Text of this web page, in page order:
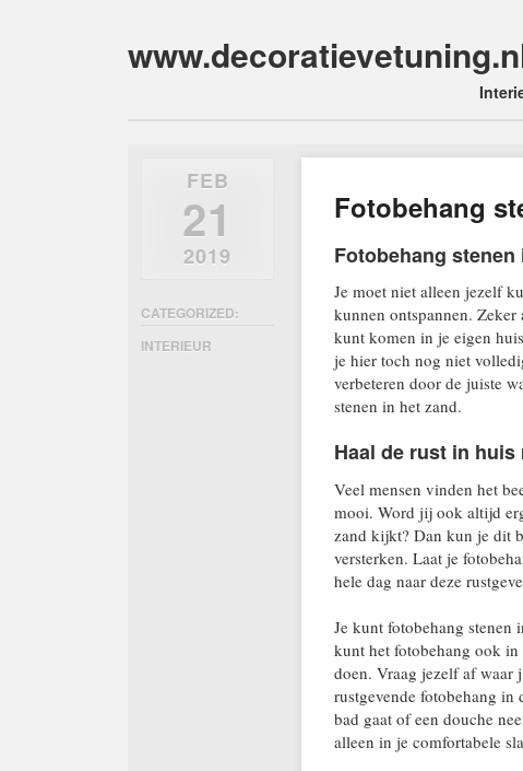
Main menu
Fotobehang
Fotobehang stenen
Je moet niet alleen jezelf
kunnen ontspannen.
kunt komen in je eigen
je hier toch nog niet
verbeteren door de juiste
stenen in het zand.
Haal de rust in
Veel mensen vinden het
mooi. Word jij ook altijd
zand kijkt? Dan kun je dit
versterken. Laat je
hele dag naar deze
Je kunt fotobehang stenen
kunt het fotobehang ook
doen. Vraag jezelf af waar
rustgevende fotobehang in
bad gaat of een douche
alleen in je comfortabele
FEB
21
2019
CATEGORIZED:
INTERIEUR